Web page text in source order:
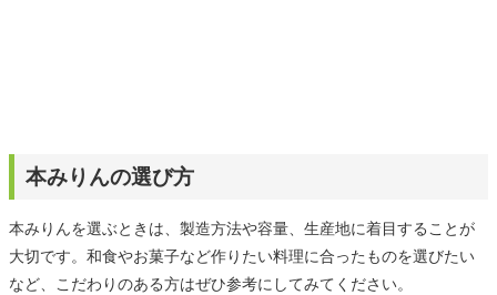
本みりんの選び方
本みりんを選ぶときは、製造方法や容量、生産地に着目することが
大切です。和食やお菓子など作りたい料理に合ったものを選びたい
など、こだわりのある方はぜひ参考にしてみてください。